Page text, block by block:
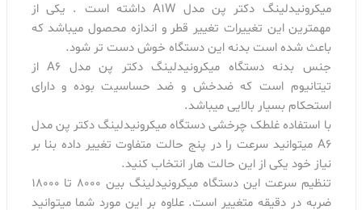
میکرونیدلینگ دکتر پن مدل A1W داشته است . یکی از
مهمترین این تغییرات تغییر قطر و اندازه محصول میباشد که
باعث شده است بدنه این دستگاه خوش دست تر شود.
جنس بدنه دستگاه میکرونیدلینگ دکتر پن مدل A6 از
تیتانیوم است که ضدخش و ضد حساسیت بوده و دارای
استحکام بسیار بالایی میباشد.
با استفاده غلطک چرخشی دستگاه میکرونیدلینگ دکتر پن مدل
A6 میتوانید سرعت را در پنج حالت متفاوت تغییر داده بنا بر
نیاز خود یکی از این حالت هار انتخاب کنید.
تنظیم سرعت این دستگاه میکرونیدلینگ بین 8000 تا 18000
ضربه در دقیقه متغییر است. علاوه بر این مورد شما میتوانید